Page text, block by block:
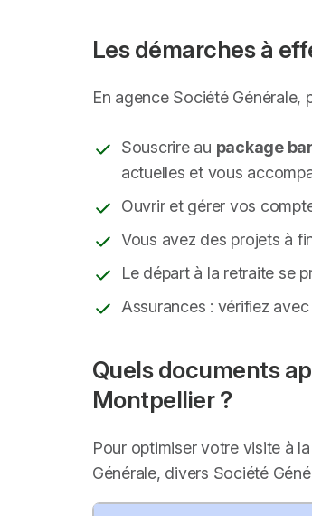
Les démarches à
En agence Société Générale,
Souscrire au package
actuelles et vous
Ouvrir et gérer vos
Vous avez des projets à
Le départ à la retraite se
Assurances : vérifiez
Quels documents
Montpellier ?
Pour optimiser votre visite à
Générale, divers Société